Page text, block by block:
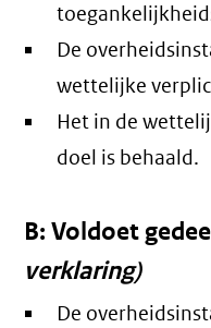
De
wettelijke
Het in de
doel is behaald.
B: Voldoet
verklaring)
De